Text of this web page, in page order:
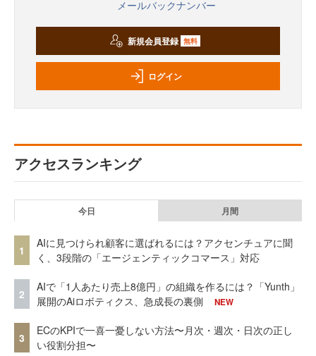
メールバックナンバー
新規会員登録 無料
ログイン
アクセスランキング
今日 月間
1
AIに見つけられ顧客に選ばれるには？アクセンチュアに聞
く、3段階の「エージェンティックコマース」対応
2
AIで「1人あたり売上8億円」の組織を作るには？「Yunth」
展開のAiロボティクス、急成長の裏側
NEW
3
ECのKPIで一喜一憂しない方法〜月次・週次・日次の正し
い役割分担〜